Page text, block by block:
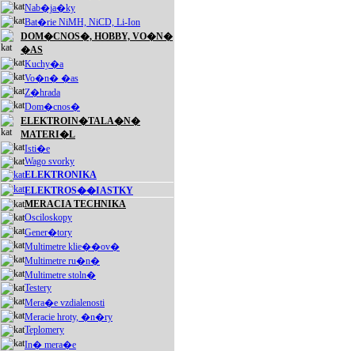
Nab�ja�ky
Bat�rie NiMH, NiCD, Li-Ion
DOM�CNOS�, HOBBY, VO�N�
�AS
Kuchy�a
Vo�n� �as
Z�hrada
Dom�cnos�
ELEKTROIN�TALA�N�
MATERI�L
Isti�e
Wago svorky
ELEKTRONIKA
ELEKTROS��IASTKY
MERACIA TECHNIKA
Osciloskopy
Gener�tory
Multimetre klie��ov�
Multimetre ru�n�
Multimetre stoln�
Testery
Mera�e vzdialenosti
Meracie hroty, �n�ry
Teplomery
In� mera�e